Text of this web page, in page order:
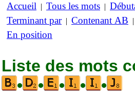
Accueil | Tous les mots |
Terminant par| Contenant AB |
En position
Liste des mots
•
• • • •